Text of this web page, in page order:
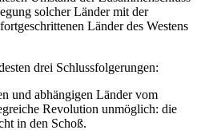
solcher Länder mit der
Länder des Westens
drei Schlussfolgerungen:
und abhängigen Länder vom
Revolution unmöglich: die
in den Schoß.